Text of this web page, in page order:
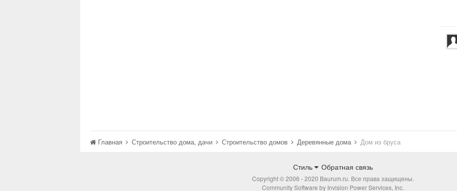
Главная Строительство дома, дачи Строительство домов Деревянные дома Дом из бруса
Стиль Обратная связь
Copyright © 2006 - 2020 Baurum.ru. Все права защищены.
Community Software by Invision Power Services, Inc.